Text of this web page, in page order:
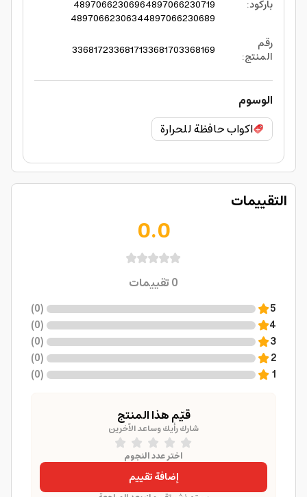
باركود:
4897066230719
4897066230696
4897066230689
4897066230634
رقم
المنتج:
3368169
3368170
3368171
3368172
الوسوم
اكواب حافظة للحرارة
التقييمات
0.0
0تقييمات
5
(
0
)
4
(
0
)
3
(
0
)
2
(
0
)
1
(
0
)
قيّم هذا المنتج
شارك رأيك وساعد الآخرين
اختر عدد النجوم
إضافة تقييم